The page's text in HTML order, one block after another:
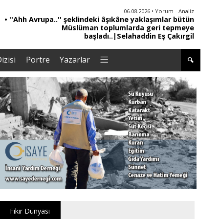
06.08.2026 • Yorum - Analiz
• İnsan Haklarının Hakkettiği İlgi ve Hakketmediği
İlgisizlik|Zeki Savaş
Portre Yazarlar
Fikir Dünyası